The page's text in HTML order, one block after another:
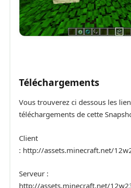
Téléchargements
Vous trouverez ci dessous les
téléchargements de cette
Client
: http://assets.minecraft.net/
Serveur :
http://assets.minecraft.net/